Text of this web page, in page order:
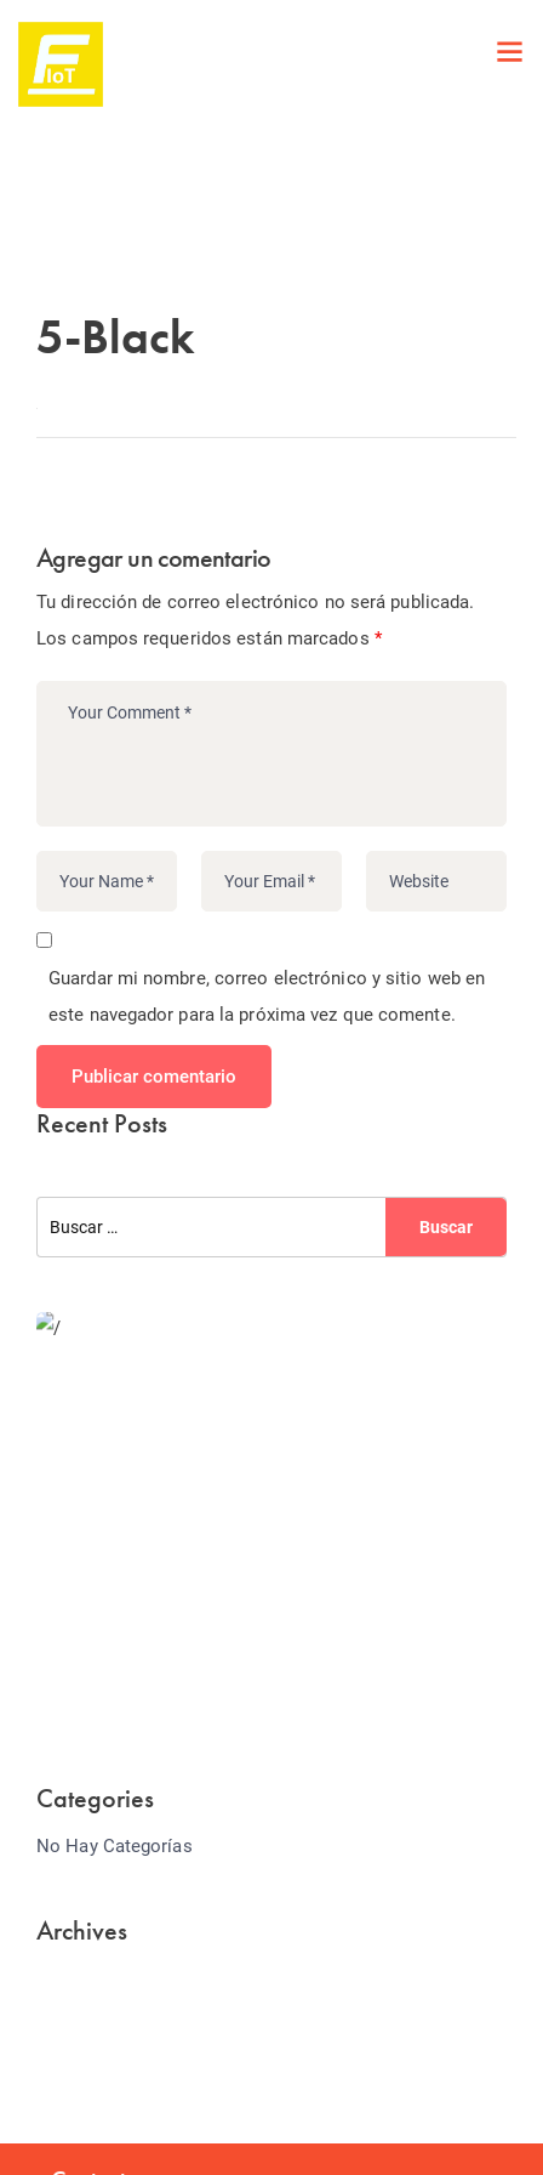
5-Black
Agregar un comentario
Tu dirección de correo electrónico no será publicada.
Los campos requeridos están marcados *
Guardar mi nombre, correo electrónico y sitio web en
este navegador para la próxima vez que comente.
Publicar comentario
Recent Posts
Categories
No Hay Categorías
Archives